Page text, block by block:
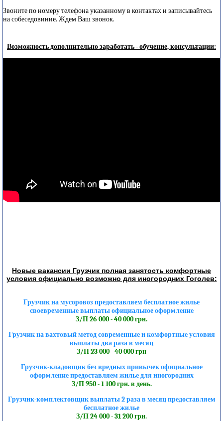
Звоните по номеру телефона указанному в контактах и записывайтесь
на собеседовиние. Ждем Ваш звонок.
Возможность дополнительно заработать - обучение, консультации:
Новые вакансии Грузчик полная занятость комфортные
условия официально возможно для иногородних Гоголев:
Грузчик на мусоровоз предоставляем бесплатное жилье
своевременные выплаты официальное оформление
З/П 26 000 - 40 000 грн.
Грузчик на вахтовый метод современные и комфортные условия
выплаты два раза в месяц
З/П 23 000 - 40 000 грн
Грузчик-кладовщик без вредных привычек официальное
оформление предоставляем жилье для иногородних
З/П 950 - 1 100 грн. в день.
Грузчик-комплектовщик выплаты 2 раза в месяц предоставляем
бесплатное жилье
З/П 24 000 - 31 200 грн.